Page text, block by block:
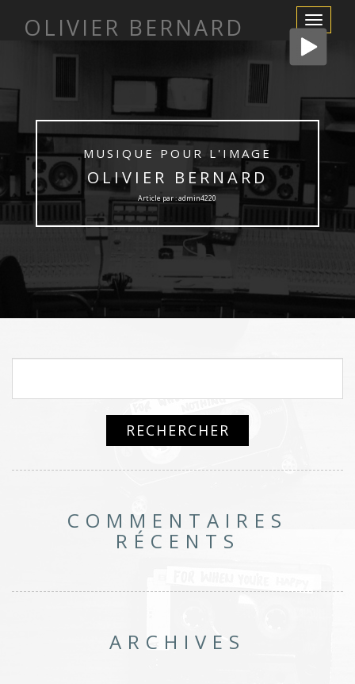
Afficher/
la
navigation
OLIVIER BERNARD
MUSIQUE POUR L'IMAGE
OLIVIER BERNARD
Article par : admin4220
COMMENTAIRES
RÉCENTS
ARCHIVES